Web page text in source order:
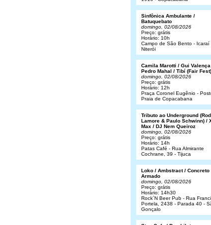
Sinfônica Ambulante /
Batuquebato
domingo, 02/08/2026
Preço: grátis
Horário: 10h
Campo de São Bento - Icaraí
Niterói
Camila Marotti / Gui
Pedro Mahal / Tibí (Fair Fest)
domingo, 02/08/2026
Preço: grátis
Horário: 12h
Praça Coronel Eugênio -
Praia de Copacabana
Tributo ao Underground
Lamore & Paulo Schwinn) /
Max / DJ Nem Queiroz
domingo, 02/08/2026
Preço: grátis
Horário: 14h
Patas Café - Rua Almirante
Cochrane, 39 - Tijuca
Loko / Ambstract / Concreto
Armado
domingo, 02/08/2026
Preço: grátis
Horário: 14h30
Rock´N Beer Pub - Rua
Portela, 2438 - Parada 40 -
Gonçalo